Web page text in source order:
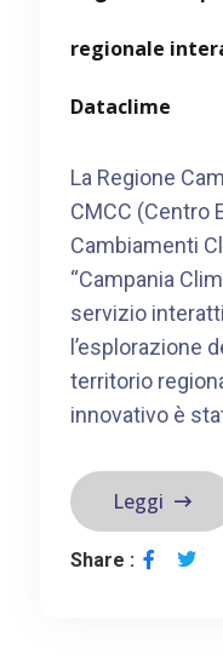
regionale
Dataclime
La Regione
CMCC (Centro
Cambiamenti
“Campania
servizio
l’esplorazione
territorio
innovativo è
Leggi
Share :